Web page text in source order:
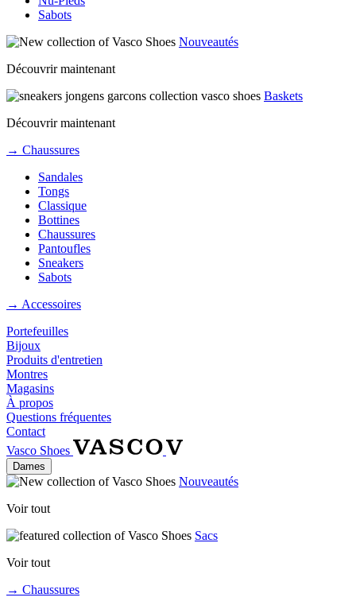
Sabots
Nouveautés
Découvrir maintenant
Baskets
Découvrir maintenant
→ Chaussures
Sandales
Tongs
Classique
Bottines
Chaussures
Pantoufles
Sneakers
Sabots
→ Accessoires
Portefeuilles
Bijoux
Produits d'entretien
Montres
Magasins
À propos
Questions fréquentes
Contact
Vasco Shoes
Dames
Nouveautés
Voir tout
Sacs
Voir tout
→ Chaussures